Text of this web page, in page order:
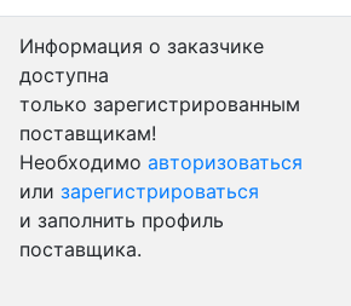
Информация о заказчике
доступна
только зарегистрированным
поставщикам!
Необходимо авторизоваться
или зарегистрироваться
и заполнить профиль
поставщика.